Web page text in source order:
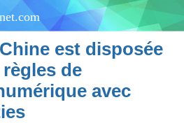
est disposée
de
avec